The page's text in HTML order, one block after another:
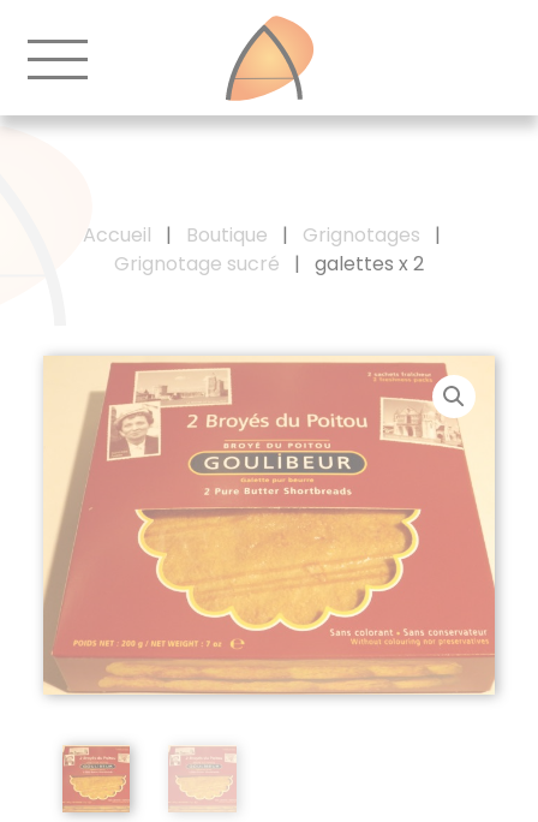
Accueil | Boutique | Grignotages
|
Grignotage sucré
| galettes x 2